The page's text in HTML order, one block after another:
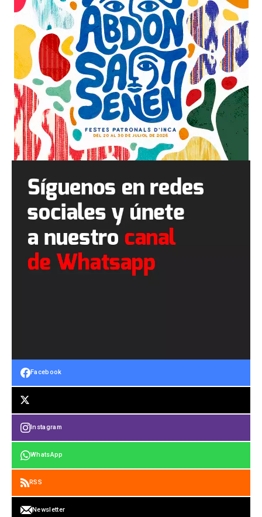
Facebook
Instagram
WhatsApp
RSS
Newsletter